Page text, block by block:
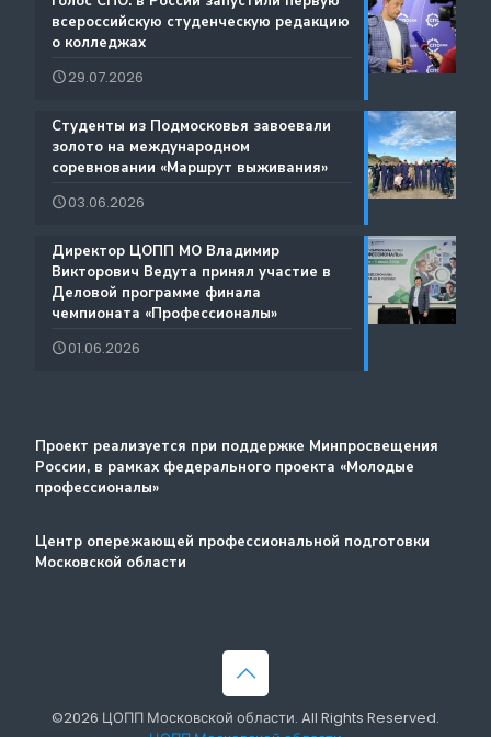
Международная деятельность
Региональный проект по Профориентации
Дополнительные образовательные услуги
Методический портал
Документы
Истории Успеха
Благодарности
Фестиваль профессий «Путь навыков»
Атлас доступных профессий для лиц с
интеллектуальными нарушениями
всероссийскую студенческую редакцию
о колледжах
29.07.2026
️Студенты из Подмосковья завоевали
золото на международном
соревновании «Маршрут выживания»
03.06.2026
️Директор ЦОПП МО Владимир
Викторович Ведута принял участие в
Деловой программе финала
чемпионата «Профессионалы»
01.06.2026
Проект реализуется при поддержке Минпросвещения
России, в рамках федерального проекта «Молодые
профессионалы»
Центр опережающей профессиональной подготовки
Московской области
©2026 ЦОПП Московской области. All Rights Reserved.